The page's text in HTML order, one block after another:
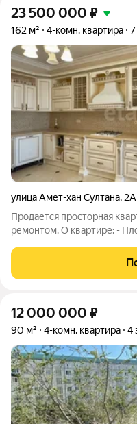
23 500 000 ₽
162 м² 4-комн. квартира 7
улица Амет-хан Султана, 2А
Продается просторная
ремонтом. О квартире: -
раздельные. Большой зал
комнаты и родительская
12 000 000 ₽
90 м² 4-комн. квартира 4